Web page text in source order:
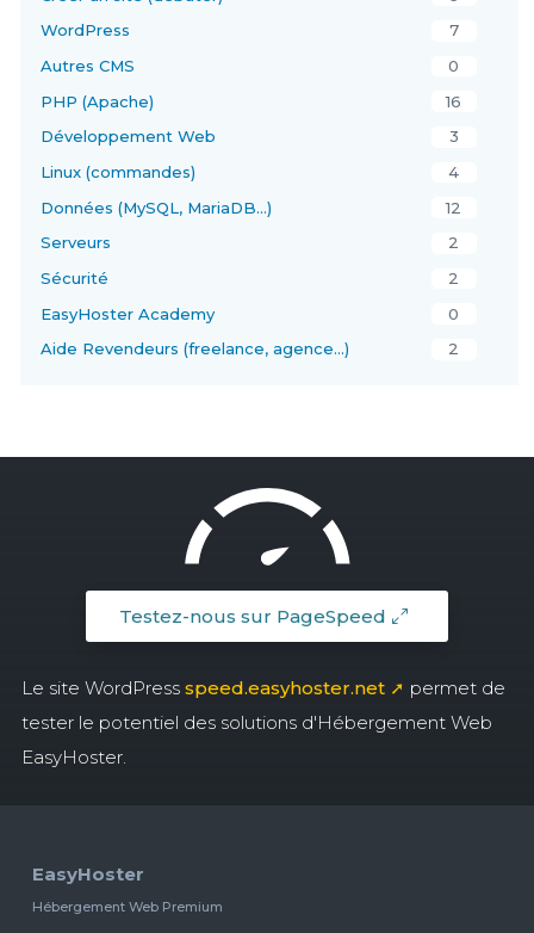
WordPress
7
Autres CMS
0
PHP (Apache)
16
Développement Web
3
Linux (commandes)
4
Données (MySQL, MariaDB…)
12
Serveurs
2
Sécurité
2
EasyHoster Academy
0
Aide Revendeurs (freelance, agence…)
2
Testez-nous sur PageSpeed
Le site WordPress speed.easyhoster.net ➚ permet de
tester le potentiel des solutions d'Hébergement Web
EasyHoster.
EasyHoster
Hébergement Web Premium